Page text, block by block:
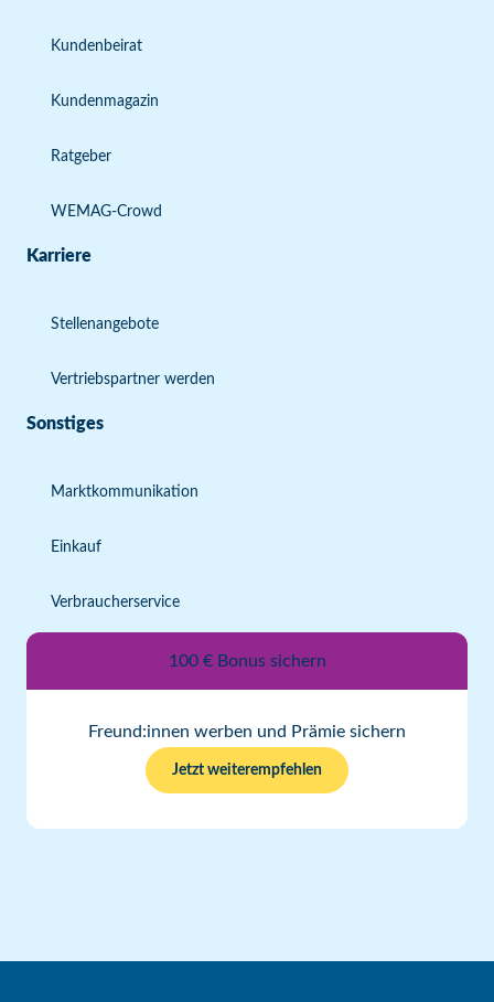
Kundenbeirat
Kundenmagazin
Ratgeber
WEMAG-Crowd
Karriere
Stellenangebote
Vertriebspartner werden
Sonstiges
Marktkommunikation
Einkauf
Verbraucherservice
100 € Bonus sichern
Freund:innen werben und Prämie sichern
Jetzt weiterempfehlen